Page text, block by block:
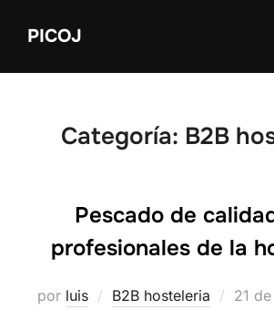
PICOJ
Categoría: B2B
Pescado de
profesionales de la
por luis B2B hosteleria
21